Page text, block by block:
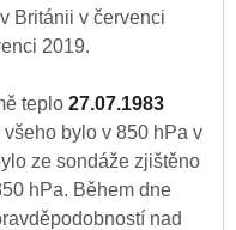
Británii v červenci
2019.
teplo 27.07.1983
všeho bylo v 850 hPa v
ze sondáže zjištěno
hPa. Během dne
nad